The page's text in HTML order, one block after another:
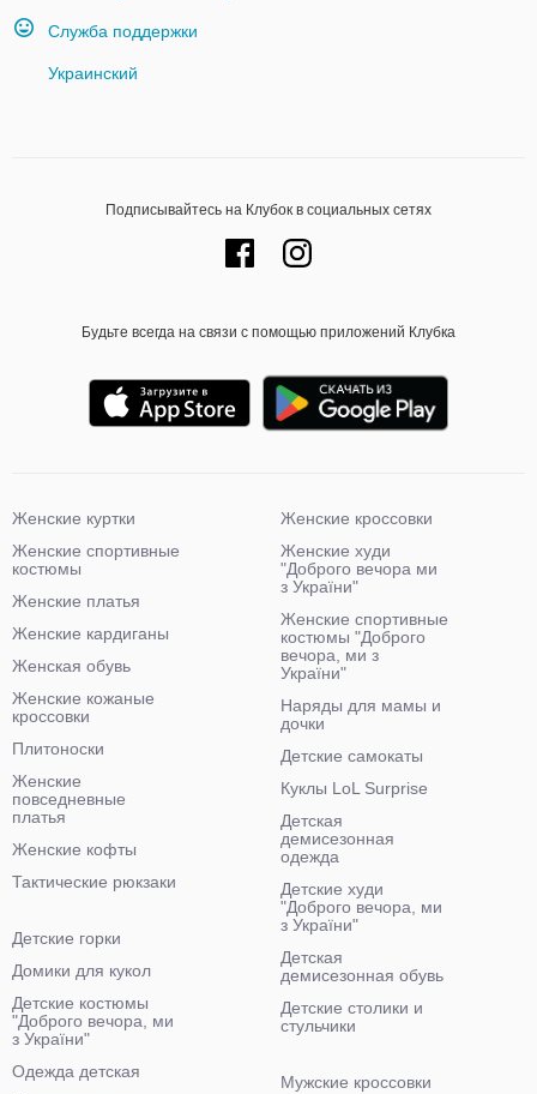
Служба поддержки
Украинский
Подписывайтесь на Клубок в социальных сетях
Будьте всегда на связи с помощью приложений Клубка
Женские куртки
Женские спортивные
костюмы
Женские платья
Женские кардиганы
Женская обувь
Женские кожаные
кроссовки
Плитоноски
Женские
повседневные
платья
Женские кофты
Тактические рюкзаки
Женские кроссовки
Женские худи
"Доброго вечора ми
з України"
Женские спортивные
костюмы "Доброго
вечора, ми з
України"
Наряды для мамы и
дочки
Детские самокаты
Куклы LoL Surprise
Детская
демисезонная
одежда
Детские худи
"Доброго вечора, ми
з України"
Детская
демисезонная обувь
Детские столики и
стульчики
Детские горки
Домики для кукол
Детские костюмы
"Доброго вечора, ми
з України"
Одежда детская
Мужские кроссовки